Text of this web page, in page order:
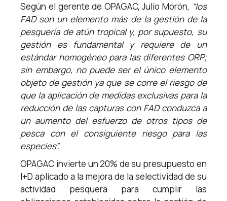
Según el gerente de OPAGAC, Julio Morón, “los
FAD son un elemento más de la gestión de la
pesquería de atún tropical y, por supuesto, su
gestión es fundamental y requiere de un
estándar homogéneo para las diferentes ORP;
sin embargo, no puede ser el único elemento
objeto de gestión ya que se corre el riesgo de
que la aplicación de medidas exclusivas para la
reducción de las capturas con FAD conduzca a
un aumento del esfuerzo de otros tipos de
pesca con el consiguiente riesgo para las
especies”.
OPAGAC invierte un 20% de su presupuesto en
I+D aplicado a la mejora de la selectividad de su
actividad pesquera para cumplir las